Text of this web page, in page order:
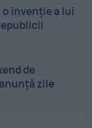
invenție a lui
de
zile